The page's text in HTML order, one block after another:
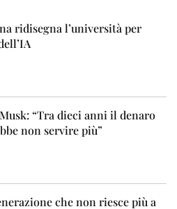
ridisegna l’università per
“Tra dieci anni il denaro
non servire più”
che non riesce più a